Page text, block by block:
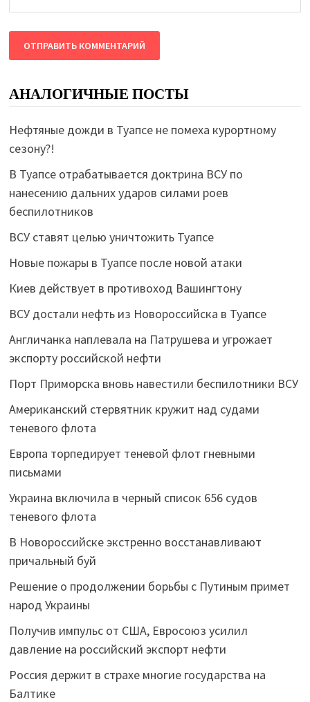
АНАЛОГИЧНЫЕ ПОСТЫ
Нефтяные дожди в Туапсе не помеха курортному
сезону?!
В Туапсе отрабатывается доктрина ВСУ по
нанесению дальних ударов силами роев
беспилотников
ВСУ ставят целью уничтожить Туапсе
Новые пожары в Туапсе после новой атаки
Киев действует в противоход Вашингтону
ВСУ достали нефть из Новороссийска в Туапсе
Англичанка наплевала на Патрушева и угрожает
экспорту российской нефти
Порт Приморска вновь навестили беспилотники ВСУ
Американский стервятник кружит над судами
теневого флота
Европа торпедирует теневой флот гневными
письмами
Украина включила в черный список 656 судов
теневого флота
В Новороссийске экстренно восстанавливают
причальный буй
Решение о продолжении борьбы с Путиным примет
народ Украины
Получив импульс от США, Евросоюз усилил
давление на российский экспорт нефти
Россия держит в страхе многие государства на
Балтике